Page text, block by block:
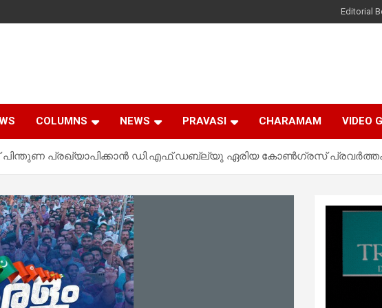
Editorial
COLUMNS NEWS PRAVASI CHARAMAM VIDEO
പ്രഖ്യാപിക്കാൻ ഡി.എഫ്.ഡബ്ല്യു ഏരിയ കോൺഗ്രസ് പ്രവർത്തക